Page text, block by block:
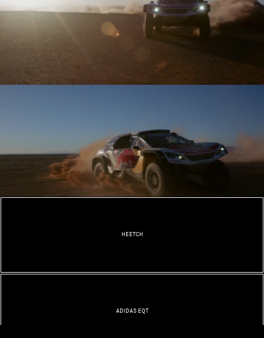
HEETCH
ADIDAS EQT